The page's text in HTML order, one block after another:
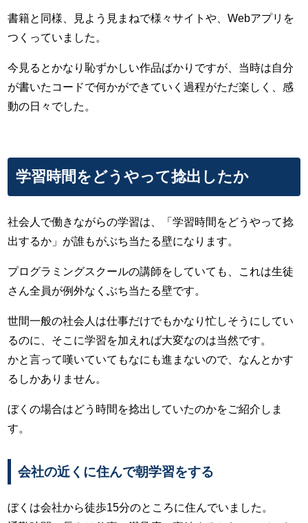
書籍と同様、見よう見まねで様々サイトや、Webアプリを
つくっていました。
今見るとかなり恥ずかしい作品ばかりですが、当時は自分
が書いたコードで何かができていく過程がただ楽しく、感
動の日々でした。
学習時間をどうやって捻出したか
社会人で働きながらの学習は、「学習時間をどうやって捻
出するか」が誰もがぶち当たる壁になります。
プログラミングスクールの講師をしていても、これは生徒
さん全員が例外なくぶち当たる壁です。
世間一般の社会人は仕事だけでもかなり忙しそうにしてい
るのに、そこに学習を加えれば大変なのは当然です。
かと言って嘆いていてもなにも進まないので、なんとかす
るしかありません。
ぼくの場合はどう時間を捻出していたのかをご紹介しま
す。
会社の近くに住んで朝学習をする
ぼくは会社から徒歩15分のところに住んでいました。